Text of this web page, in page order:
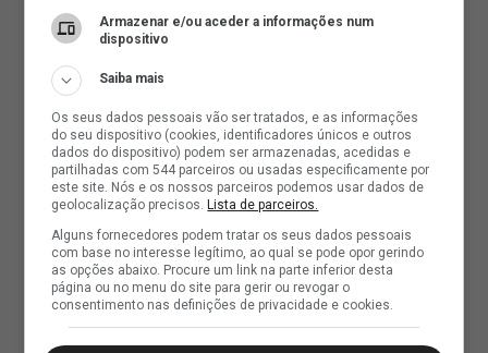
Armazenar e/ou aceder a informações num
dispositivo
Saiba mais
Os seus dados pessoais vão ser tratados, e as informações
do seu dispositivo (cookies, identificadores únicos e outros
dados do dispositivo) podem ser armazenadas, acedidas e
partilhadas com 544 parceiros ou usadas especificamente por
este site. Nós e os nossos parceiros podemos usar dados de
geolocalização precisos. Lista de parceiros.
Alguns fornecedores podem tratar os seus dados pessoais
com base no interesse legítimo, ao qual se pode opor gerindo
as opções abaixo. Procure um link na parte inferior desta
página ou no menu do site para gerir ou revogar o
consentimento nas definições de privacidade e cookies.